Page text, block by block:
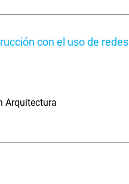
con el uso de redes
Arquitectura